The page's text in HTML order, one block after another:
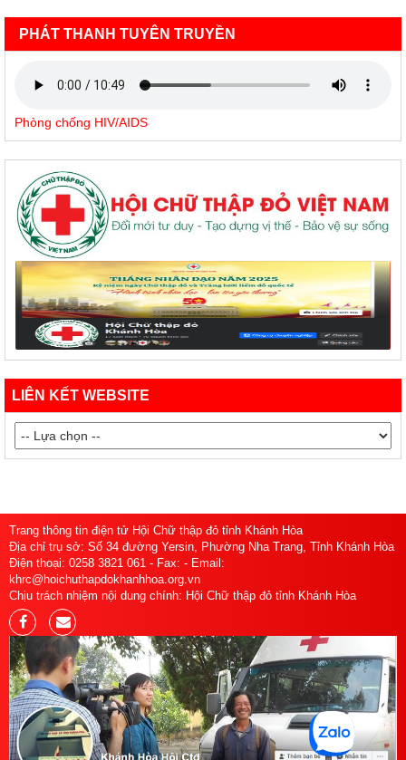
PHÁT THANH TUYÊN TRUYỀN
Phòng chống HIV/AIDS
LIÊN KẾT WEBSITE
Trang thông tin điện tử Hội Chữ thập đỏ tỉnh Khánh Hòa
Địa chỉ trụ sở: Số 34 đường Yersin, Phường Nha Trang, Tỉnh Khánh Hòa
Điện thoại: 0258 3821 061 - Fax: - Email:
khrc@hoichuthapdokhanhhoa.org.vn
Chịu trách nhiệm nội dung chính: Hội Chữ thập đỏ tỉnh Khánh Hòa